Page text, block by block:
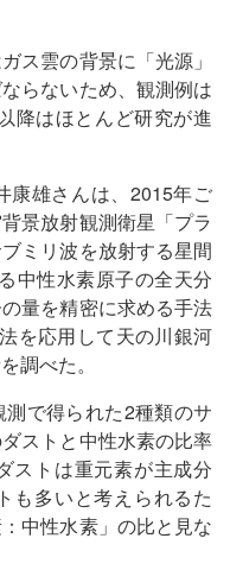
ス雲の背景に「光源」
らないため、観測例は
降はほとんど研究が進
康雄さんは、2015年ご
景放射観測衛星「プラ
ミリ波を放射する星間
中性水素原子の全天分
量を精密に求める手法
を応用して天の川銀河
調べた。
で得られた2種類のサ
ストと中性水素の比率
ストは重元素が主成分
も多いと考えられるた
中性水素」の比と見な